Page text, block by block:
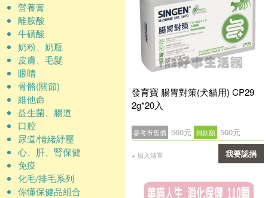
營養膏
離胺酸
牛磺酸
奶粉、奶瓶
皮膚、毛髮
眼睛
骨骼(關節)
維他命
益生菌、腸道
口腔
尿道/情緒紓壓
心、肝、腎保健
免疫
化毛/排毛系列
你懂保健品組合
發育寶 腸胃對策(犬貓用) CP29
2g*20入
參考市售價 560元 捐款額 560元
+ 加入清單 我要認捐